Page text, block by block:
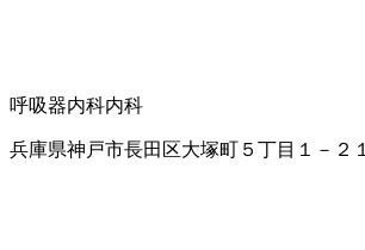
呼吸器内科内科
兵庫県神戸市長田区大塚町５丁目１－２１